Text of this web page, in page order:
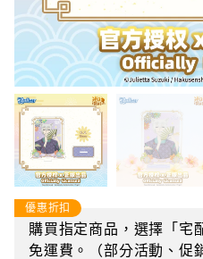
優惠折扣
購買指定商品，選擇「宅
免運費。（部分活動、促